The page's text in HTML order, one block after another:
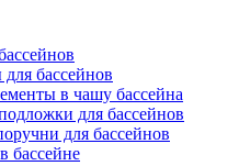
бассейнов
в чашу бассейна
для бассейнов
для бассейнов
бассейне